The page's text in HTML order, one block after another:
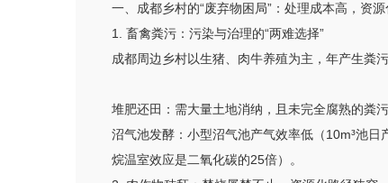
一、成都乡村的“废弃物困局”：处理成本高，资
1. 畜禽粪污：污染与治理的“两难选择”
成都周边乡村以生猪、肉牛养殖为主，年产生粪
堆肥还田：需大量土地消纳，且未完全腐熟的粪
沼气池发酵：小型沼气池产气效率低（10m³池
烷温室效应是二氧化碳的25倍）。